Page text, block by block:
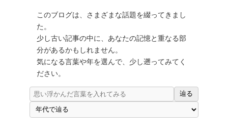
このブログは、さまざまな話題を綴ってきまし
た。
少し古い記事の中に、あなたの記憶と重なる部
分があるかもしれません。
気になる言葉や年を選んで、少し遡ってみてく
ださい。
辿る